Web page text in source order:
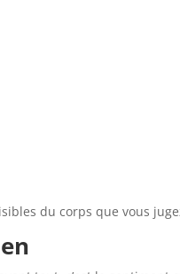
du corps que vous